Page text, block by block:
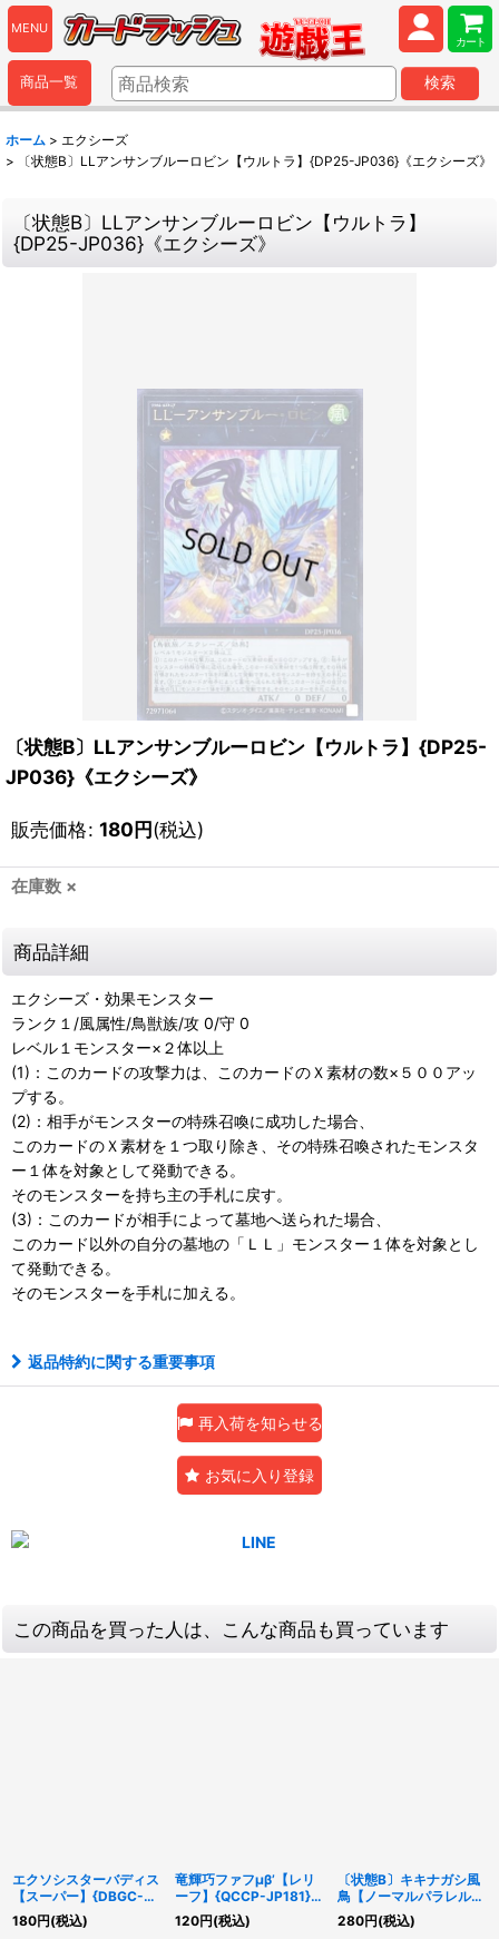
MENU
カート
商品一覧 検索
ホーム > エクシーズ
>
〔状態B〕LLアンサンブルーロビン【ウルトラ】{DP25-JP036}《エクシーズ》
〔状態B〕LLアンサンブルーロビン【ウルトラ】
{DP25-JP036}《エクシーズ》
〔状態B〕LLアンサンブルーロビン【ウルトラ】{DP25-
JP036}《エクシーズ》
販売価格: 180円(税込)
在庫数 ×
商品詳細
エクシーズ・効果モンスター
ランク１/風属性/鳥獣族/攻 0/守 0
レベル１モンスター×２体以上
(1)：このカードの攻撃力は、このカードのＸ素材の数×５００アッ
プする。
(2)：相手がモンスターの特殊召喚に成功した場合、
このカードのＸ素材を１つ取り除き、その特殊召喚されたモンスタ
ー１体を対象として発動できる。
そのモンスターを持ち主の手札に戻す。
(3)：このカードが相手によって墓地へ送られた場合、
このカード以外の自分の墓地の「ＬＬ」モンスター１体を対象とし
て発動できる。
そのモンスターを手札に加える。
返品特約に関する重要事項
再入荷を知らせる
お気に入り登録
この商品を買った人は、こんな商品も買っています
エクソシスターバディス
【スーパー】{DBGC-
JP024}《罠》
180円(税込)
竜輝巧ファフμβ’【レリ
ーフ】{QCCP-JP181}
《エクシーズ》
120円(税込)
〔状態B〕キキナガシ風
鳥【ノーマルパラレル】
{17PR-JP010}《エクシ
ーズ》
280円(税込)